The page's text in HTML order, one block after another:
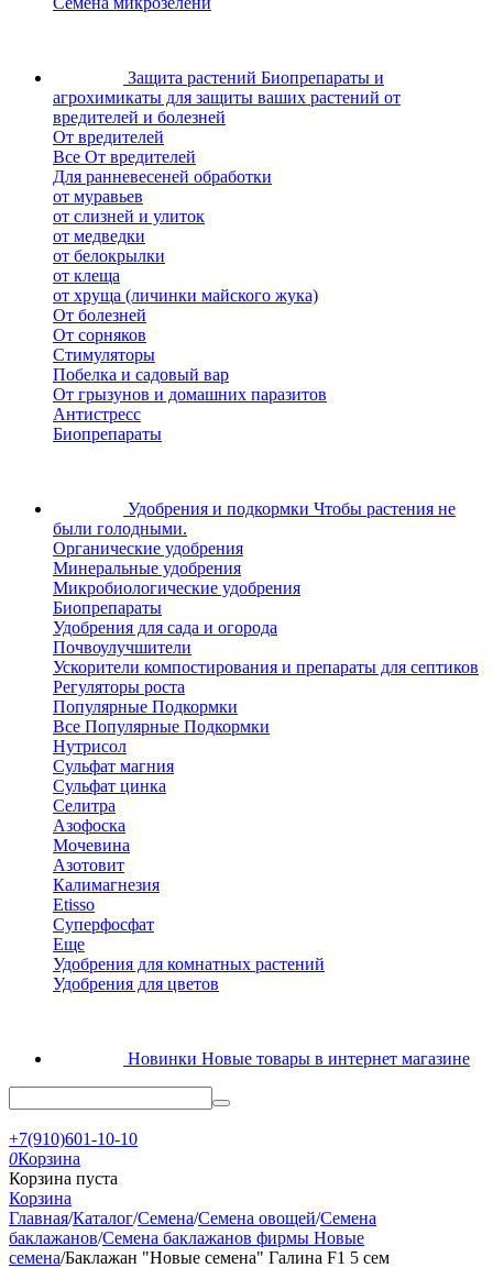
Защита растений Биопрепараты и
агрохимикаты для защиты ваших растений от
вредителей и болезней
От вредителей
Все От вредителей
Для ранневесеней обработки
от муравьев
от слизней и улиток
от медведки
от белокрылки
от клеща
от хруща (личинки майского жука)
От болезней
От сорняков
Стимуляторы
Побелка и садовый вар
От грызунов и домашних паразитов
Антистресс
Биопрепараты
Удобрения и подкормки Чтобы растения не
были голодными.
Органические удобрения
Минеральные удобрения
Микробиологические удобрения
Биопрепараты
Удобрения для сада и огорода
Почвоулучшители
Ускорители компостирования и препараты для септиков
Регуляторы роста
Популярные Подкормки
Все Популярные Подкормки
Нутрисол
Сульфат магния
Сульфат цинка
Селитра
Азофоска
Мочевина
Азотовит
Калимагнезия
Etisso
Суперфосфат
Еще
Удобрения для комнатных растений
Удобрения для цветов
Новинки Новые товары в интернет магазине
+7(910)601-10-10
0Корзина
Корзина пуста
Корзина
Главная/Каталог/Семена/Семена овощей/Семена
баклажанов/Семена баклажанов фирмы Новые
семена/Баклажан "Новые семена" Галина F1 5 сем